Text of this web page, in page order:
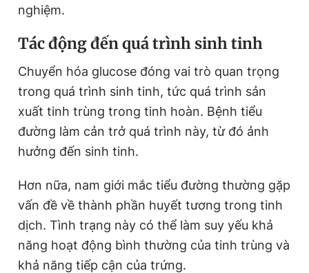
nghiệm.
Tác động đến quá trình sinh tinh
Chuyển hóa glucose đóng vai trò quan trọng
trong quá trình sinh tinh, tức quá trình sản
xuất tinh trùng trong tinh hoàn. Bệnh tiểu
đường làm cản trở quá trình này, từ đó ảnh
hưởng đến sinh tinh.
Hơn nữa, nam giới mắc tiểu đường thường gặp
vấn đề về thành phần huyết tương trong tinh
dịch. Tình trạng này có thể làm suy yếu khả
năng hoạt động bình thường của tinh trùng và
khả năng tiếp cận của trứng.